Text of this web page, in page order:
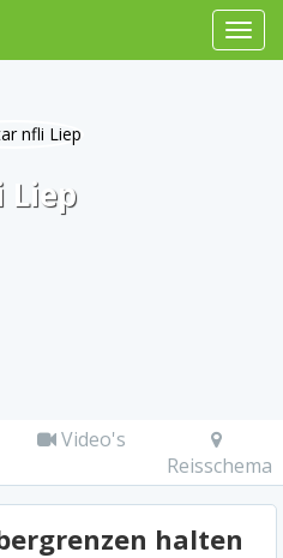
Liep
Video's
Reisschema
halten